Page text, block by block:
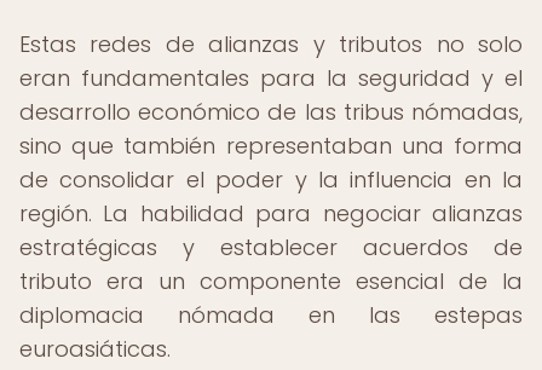
Estas redes de alianzas y tributos no solo
eran fundamentales para la seguridad y el
desarrollo económico de las tribus nómadas,
sino que también representaban una forma
de consolidar el poder y la influencia en la
región. La habilidad para negociar alianzas
estratégicas y establecer acuerdos de
tributo era un componente esencial de la
diplomacia nómada en las estepas
euroasiáticas.